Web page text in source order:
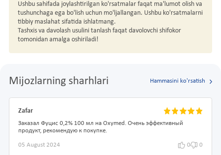
Ushbu sahifada joylashtirilgan ko'rsatmalar faqat ma'lumot olish va
tushunchaga ega bo'lish uchun mo'ljallangan. Ushbu ko'rsatmalarni
tibbiy maslahat sifatida ishlatmang.
Tashxis va davolash usulini tanlash faqat davolovchi shifokor
tomonidan amalga oshiriladi!
Mijozlarning sharhlari Hammasini ko'rsatish
Zafar
Заказал Фуцис 0,2% 100 мл на Oxymed. Очень эффективный
продукт, рекомендую к покупке.
05 August 2024 0 0